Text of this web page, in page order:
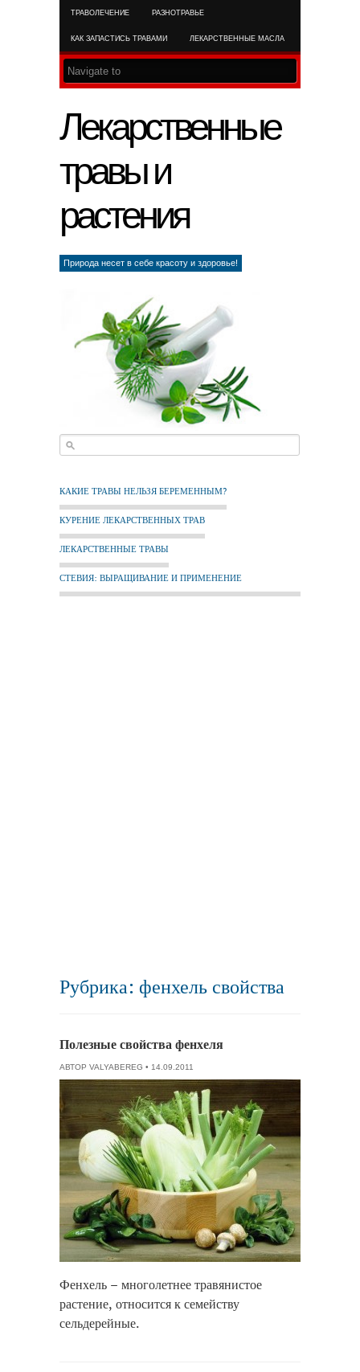
ТРАВОЛЕЧЕНИЕ РАЗНОТРАВЬЕ
КАК ЗАПАСТИСЬ ТРАВАМИ ЛЕКАРСТВЕННЫЕ МАСЛА
Лекарственные
травы и
растения
Природа несет в себе красоту и здоровье!
КАКИЕ ТРАВЫ НЕЛЬЗЯ БЕРЕМЕННЫМ?
КУРЕНИЕ ЛЕКАРСТВЕННЫХ ТРАВ
ЛЕКАРСТВЕННЫЕ ТРАВЫ
СТЕВИЯ: ВЫРАЩИВАНИЕ И ПРИМЕНЕНИЕ
Рубрика: фенхель свойства
Полезные свойства фенхеля
АВТОР VALYABEREG • 14.09.2011
Фенхель – многолетнее травянистое
растение, относится к семейству
сельдерейные.